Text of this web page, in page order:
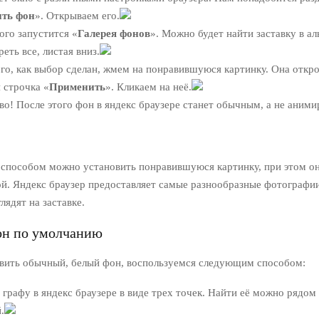
фон». Открываем его.
запустится «Галерея фонов». Можно будет найти заставку в
все, листая вниз.
как выбор сделан, жмем на понравившуюся картинку. Она
строчка «Применить». Кликаем на неё.
После этого фон в яндекс браузере станет обычным, а не
можно установить понравившуюся картинку, при этом
Яндекс браузер предоставляет самые разнообразные
на заставке.
по умолчанию
обычный, белый фон, воспользуемся следующим способом:
в яндекс браузере в виде трех точек. Найти её можно рядом